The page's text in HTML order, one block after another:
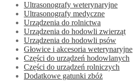
Ultrasonografy weterynaryjne
Ultrasonografy medyczne
Urządzenia do rolnictwa
Urządzenia do hodowli zwierząt
Urządzenia do hodowli psów
Głowice i akcesoria weterynaryjne
Części do urządzeń hodowlanych
Części do urządzeń rolniczych
Dodatkowe gatunki zbóż